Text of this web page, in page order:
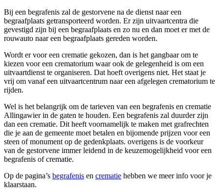
Bij een begrafenis zal de gestorvene na de dienst naar een
begraafplaats getransporteerd worden. Er zijn uitvaartcentra die
gevestigd zijn bij een begraafplaats en zo nu en dan moet er met de
rouwauto naar een begraafplaats gereden worden.
Wordt er voor een crematie gekozen, dan is het gangbaar om te
kiezen voor een crematorium waar ook de gelegenheid is om een
uitvaartdienst te organiseren. Dat hoeft overigens niet. Het staat je
vrij om vanaf een uitvaartcentrum naar een afgelegen crematorium te
rijden.
Wel is het belangrijk om de tarieven van een begrafenis en crematie
Allingawier in de gaten te houden. Een begrafenis zal duurder zijn
dan een crematie. Dit heeft voornamelijk te maken met grafrechten
die je aan de gemeente moet betalen en bijomende prijzen voor een
steen of monument op de gedenkplaats. overigens is de voorkeur
van de gestorvene immer leidend in de keuzemogelijkheid voor een
begrafenis of crematie.
Op de pagina’s begrafenis en crematie hebben we meer info voor je
klaarstaan.